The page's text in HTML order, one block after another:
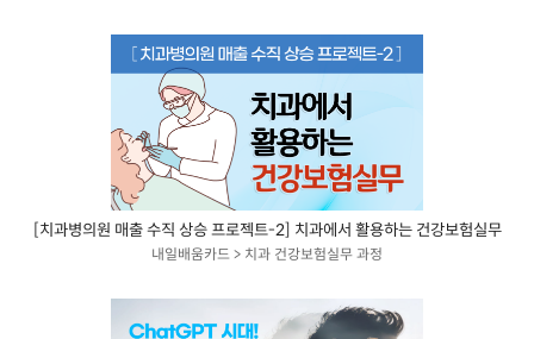
[치과병의원 매출 수직 상승 프로젝트-2] 치과에서 활용하는 건강보험실무
내일배움카드 > 치과 건강보험실무 과정